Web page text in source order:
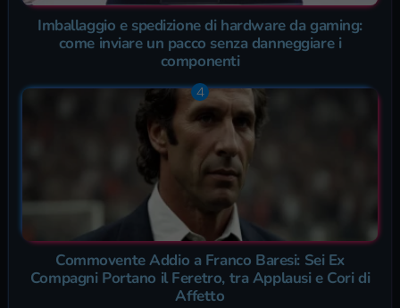
Imballaggio e spedizione di hardware da gaming:
come inviare un pacco senza danneggiare i
componenti
Commovente Addio a Franco Baresi: Sei Ex
Compagni Portano il Feretro, tra Applausi e Cori di
Affetto